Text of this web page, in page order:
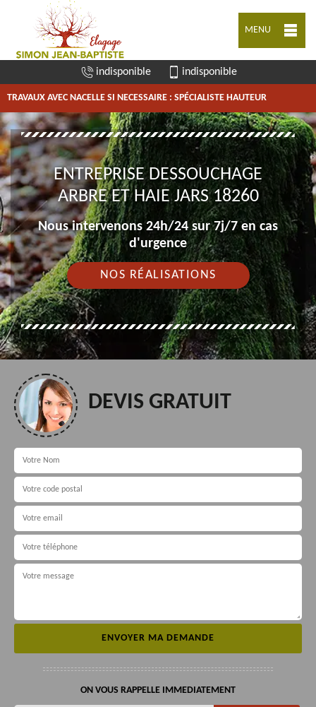
MENU
indisponible indisponible
TRAVAUX AVEC NACELLE SI NECESSAIRE : SPÉCIALISTE HAUTEUR
ENTREPRISE DESSOUCHAGE
ARBRE ET HAIE JARS 18260
Nous intervenons 24h/24 sur 7j/7 en cas
d'urgence
NOS RÉALISATIONS
DEVIS GRATUIT
ON VOUS RAPPELLE IMMEDIATEMENT